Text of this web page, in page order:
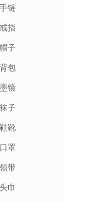
手链
戒指
帽子
背包
墨镜
袜子
鞋靴
口罩
领带
头巾